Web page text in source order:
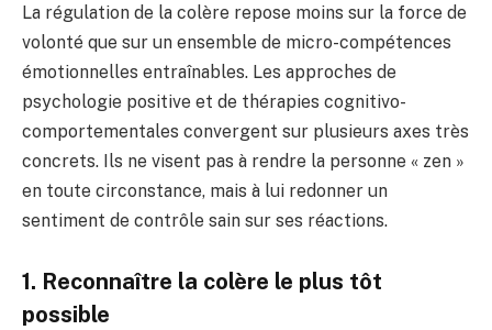
La régulation de la colère repose moins sur la force de
volonté que sur un ensemble de micro-compétences
émotionnelles entraînables. Les approches de
psychologie positive et de thérapies cognitivo-
comportementales convergent sur plusieurs axes très
concrets. Ils ne visent pas à rendre la personne « zen »
en toute circonstance, mais à lui redonner un
sentiment de contrôle sain sur ses réactions.
1. Reconnaître la colère le plus tôt
possible